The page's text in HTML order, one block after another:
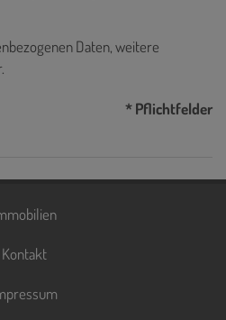
Daten, weitere
.
* Pflichtfelder
Kontakt